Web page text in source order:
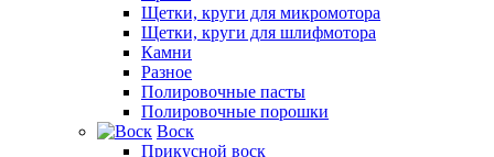
Щетки, круги для микромотора
Щетки, круги для шлифмотора
Камни
Разное
Полировочные пасты
Полировочные порошки
Воск
Прикусной воск